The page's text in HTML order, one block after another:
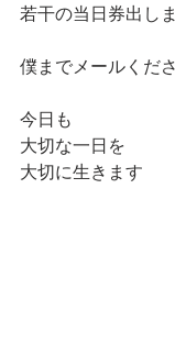
若干の当日券出し
僕までメールくだ
今日も
大切な一日を
大切に生きます